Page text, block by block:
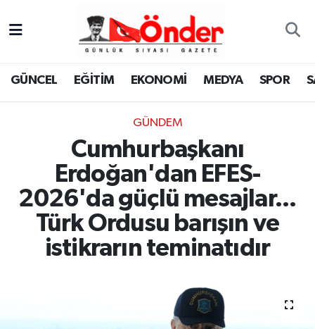
GÜNCEL EĞİTİM EKONOMİ MEDYA SPOR
GÜNDEM
Cumhurbaşkanı
Erdoğan'dan EFES-
2026'da güçlü mesajlar...
Türk Ordusu barışın ve
istikrarın teminatıdır
GÜNCEL
MEDYA
SPOR
SAĞLIK
Zonguldak Nöbetçi Eczaneler
Zonguldak Namaz Vakitleri
Zonguldak Trafik Yoğunluk Haritası
TFF 3.Lig 4.Grup Puan Durumu ve Fikstür
Tüm Manşetler